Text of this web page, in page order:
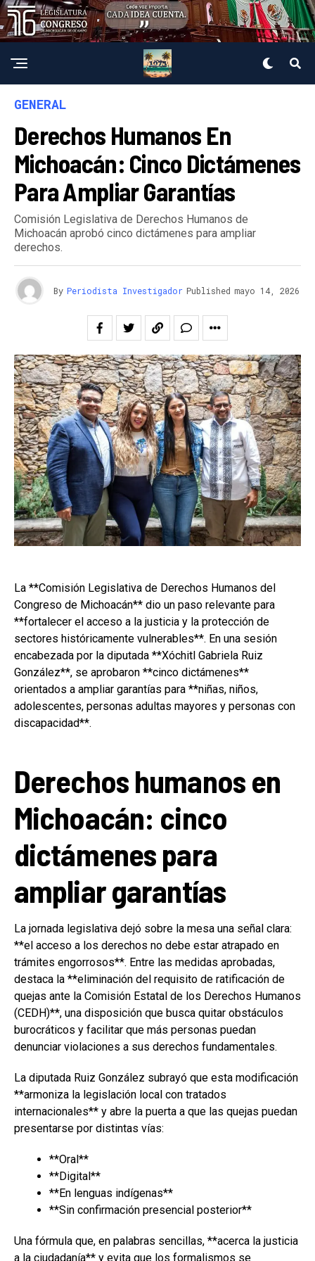
GENERAL
Derechos Humanos En
Michoacán: Cinco Dictámenes
Para Ampliar Garantías
Comisión Legislativa de Derechos Humanos de
Michoacán aprobó cinco dictámenes para ampliar
derechos.
By Periodista Investigador Published mayo 14, 2026
La **Comisión Legislativa de Derechos Humanos del
Congreso de Michoacán** dio un paso relevante para
**fortalecer el acceso a la justicia y la protección de
sectores históricamente vulnerables**. En una sesión
encabezada por la diputada **Xóchitl Gabriela Ruiz
González**, se aprobaron **cinco dictámenes**
orientados a ampliar garantías para **niñas, niños,
adolescentes, personas adultas mayores y personas con
discapacidad**.
Derechos humanos en
Michoacán: cinco
dictámenes para
ampliar garantías
La jornada legislativa dejó sobre la mesa una señal clara:
**el acceso a los derechos no debe estar atrapado en
trámites engorrosos**. Entre las medidas aprobadas,
destaca la **eliminación del requisito de ratificación de
quejas ante la Comisión Estatal de los Derechos Humanos
(CEDH)**, una disposición que busca quitar obstáculos
burocráticos y facilitar que más personas puedan
denunciar violaciones a sus derechos fundamentales.
La diputada Ruiz González subrayó que esta modificación
**armoniza la legislación local con tratados
internacionales** y abre la puerta a que las quejas puedan
presentarse por distintas vías:
**Oral**
**Digital**
**En lenguas indígenas**
**Sin confirmación presencial posterior**
Una fórmula que, en palabras sencillas, **acerca la justicia
a la ciudadanía** y evita que los formalismos se